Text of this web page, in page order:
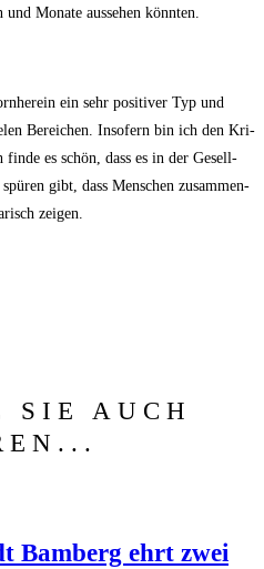
Mona­te aus­se­hen könnten.
ein sehr posi­ti­ver Typ und
Berei­chen. Inso­fern bin ich den Kri­
fin­de es schön, dass es in der Gesell­
gibt, dass Men­schen zusam­men­
zeigen.
SIE AUCH
Bam­berg ehrt zwei